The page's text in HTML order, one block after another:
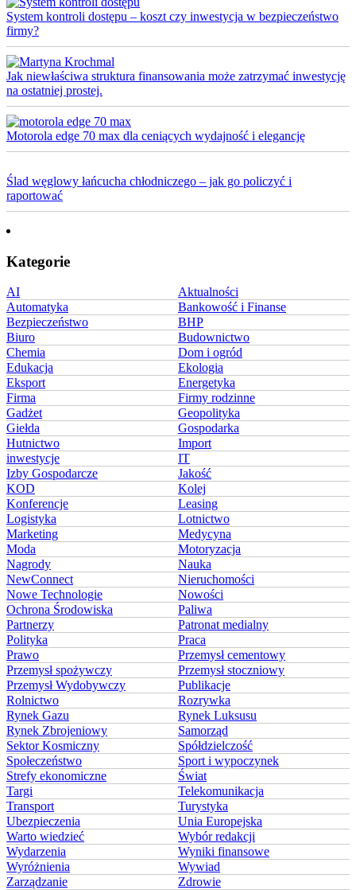
System kontroli dostępu – koszt czy inwestycja w bezpieczeństwo
firmy?
Jak niewłaściwa struktura finansowania może zatrzymać inwestycję
na ostatniej prostej.
Motorola edge 70 max dla ceniących wydajność i elegancję
Ślad węglowy łańcucha chłodniczego – jak go policzyć i
raportować
Kategorie
AI
Aktualności
Automatyka
Bankowość i Finanse
Bezpieczeństwo
BHP
Biuro
Budownictwo
Chemia
Dom i ogród
Edukacja
Ekologia
Eksport
Energetyka
Firma
Firmy rodzinne
Gadżet
Geopolityka
Giełda
Gospodarka
Hutnictwo
Import
inwestycje
IT
Izby Gospodarcze
Jakość
KOD
Kolej
Konferencje
Leasing
Logistyka
Lotnictwo
Marketing
Medycyna
Moda
Motoryzacja
Nagrody
Nauka
NewConnect
Nieruchomości
Nowe Technologie
Nowości
Ochrona Środowiska
Paliwa
Partnerzy
Patronat medialny
Polityka
Praca
Prawo
Przemysł cementowy
Przemysł spożywczy
Przemysł stoczniowy
Przemysł Wydobywczy
Publikacje
Rolnictwo
Rozrywka
Rynek Gazu
Rynek Luksusu
Rynek Zbrojeniowy
Samorząd
Sektor Kosmiczny
Spółdzielczość
Społeczeństwo
Sport i wypoczynek
Strefy ekonomiczne
Świat
Targi
Telekomunikacja
Transport
Turystyka
Ubezpieczenia
Unia Europejska
Warto wiedzieć
Wybór redakcji
Wydarzenia
Wyniki finansowe
Wyróżnienia
Wywiad
Zarządzanie
Zdrowie